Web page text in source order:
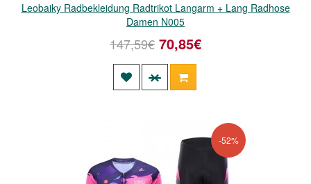
Leobaiky Radbekleidung Radtrikot Langarm + Lang Radhose
Damen N005
147,59€ 70,85€
-52%